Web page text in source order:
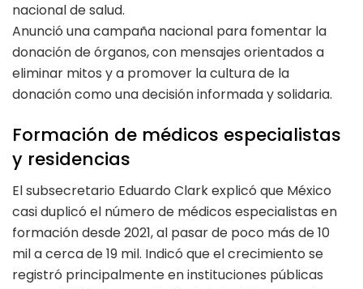
nacional de salud.
Anunció una campaña nacional para fomentar la
donación de órganos, con mensajes orientados a
eliminar mitos y a promover la cultura de la
donación como una decisión informada y solidaria.
Formación de médicos especialistas
y residencias
El subsecretario Eduardo Clark explicó que México
casi duplicó el número de médicos especialistas en
formación desde 2021, al pasar de poco más de 10
mil a cerca de 19 mil. Indicó que el crecimiento se
registró principalmente en instituciones públicas